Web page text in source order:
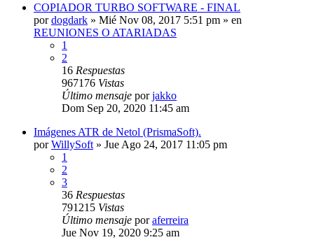
COPIADOR TURBO SOFTWARE - FINAL
pordogdark » Mié Nov 08, 2017 5:51 pm » en
REUNIONES O ATARIADAS
1
2
16 Respuestas
967176 Vistas
Último mensaje porjakko
Dom Sep 20, 2020 11:45 am
Imágenes ATR de Netol (PrismaSoft).
porWillySoft » Jue Ago 24, 2017 11:05 pm
1
2
3
36 Respuestas
791215 Vistas
Último mensaje poraferreira
Jue Nov 19, 2020 9:25 am